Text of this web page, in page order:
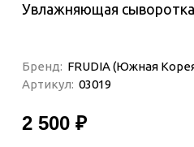
Увлажняющая сыворотка
Бренд: FRUDIA (Южная
Артикул: 03019
2 500 ₽